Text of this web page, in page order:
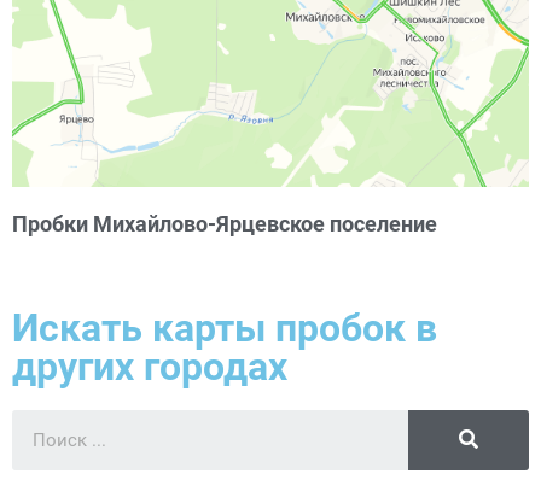
Пробки Михайлово-Ярцевское поселение
Искать карты пробок в
других городах